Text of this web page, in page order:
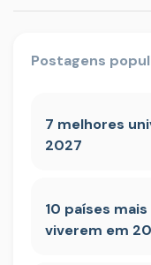
Postagens
7 melhores
2027
10 países
viverem em